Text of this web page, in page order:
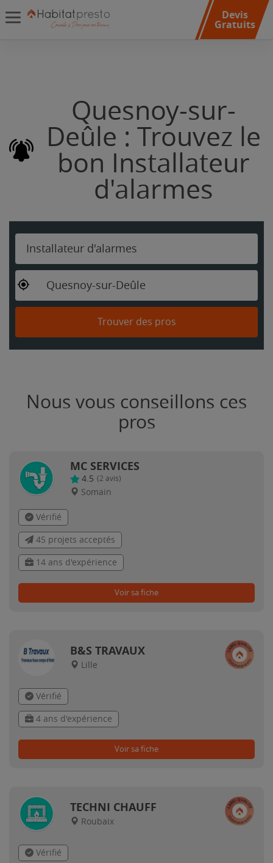
Devis
Gratuits
Quesnoy-sur-
Deûle : Trouvez le
bon Installateur
d'alarmes
Installateur d'alarmes
Quesnoy-sur-Deûle
Trouver des pros
Nous vous conseillons ces
pros
MC SERVICES
4.5 (2 avis)
Somain
Vérifié
45 projets acceptés
14 ans d'expérience
Voir sa fiche
B&S TRAVAUX
Lille
Vérifié
4 ans d'expérience
Voir sa fiche
TECHNI CHAUFF
Roubaix
Vérifié